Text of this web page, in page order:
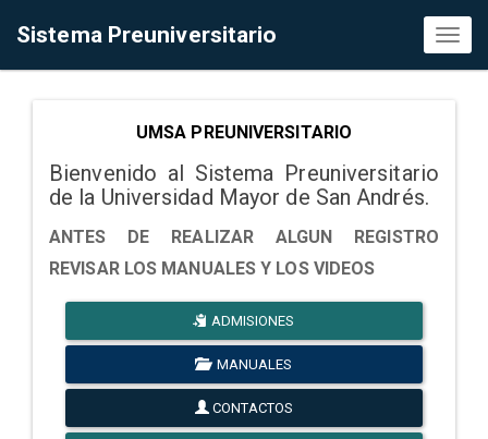
Sistema Preuniversitario
UMSA PREUNIVERSITARIO
Bienvenido al Sistema Preuniversitario
de la Universidad Mayor de San Andrés.
ANTES DE REALIZAR ALGUN REGISTRO
REVISAR LOS MANUALES Y LOS VIDEOS
ADMISIONES
MANUALES
CONTACTOS